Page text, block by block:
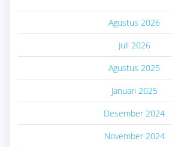
Agustus 2026
Juli 2026
Agustus 2025
Januari 2025
Desember 2024
November 2024